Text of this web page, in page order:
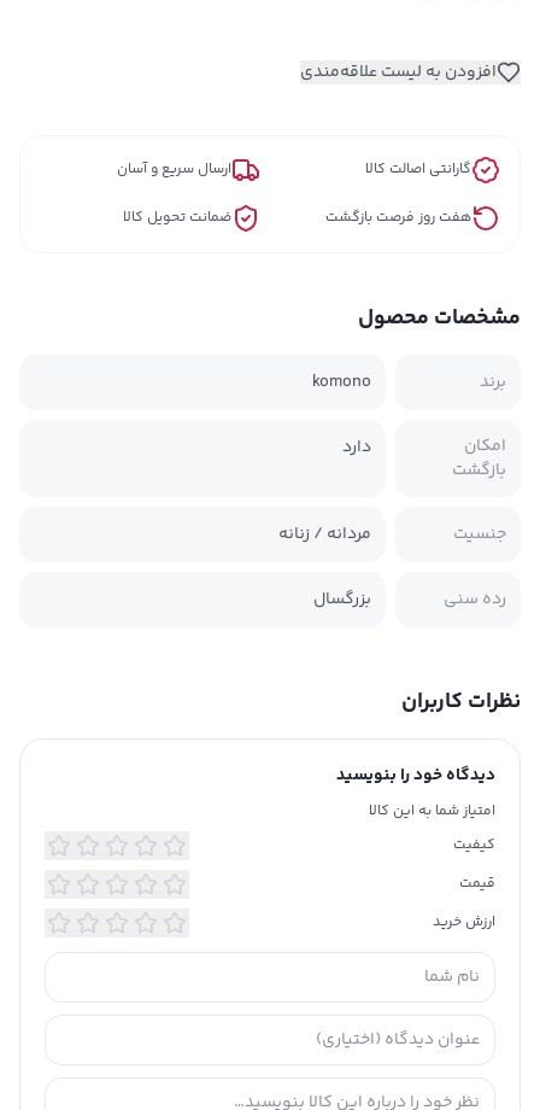
افزودن به لیست علاقه‌مندی
گارانتی اصالت کالا ارسال سریع و آسان
هفت روز فرصت بازگشت ضمانت تحویل کالا
مشخصات محصول
برند komono
امکان
بازگشت
دارد
جنسیت مردانه / زنانه
رده سنی بزرگسال
نظرات کاربران
دیدگاه خود را بنویسید
امتیاز شما به این کالا
کیفیت
قیمت
ارزش خرید